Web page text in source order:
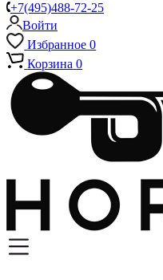
+7(495)488-72-25
Войти
Избранное 0
Корзина 0